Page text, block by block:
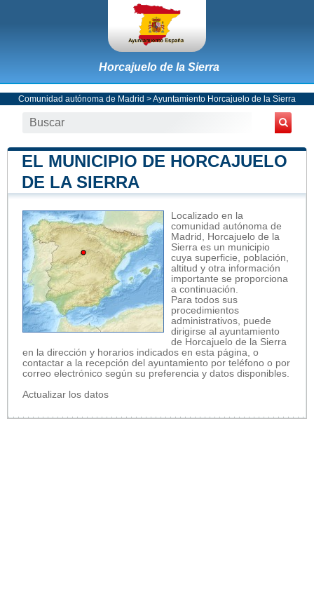
Horcajuelo de la Sierra
Comunidad autónoma de Madrid >Ayuntamiento Horcajuelo de la Sierra
EL MUNICIPIO DE HORCAJUELO
DE LA SIERRA
Localizado en la
comunidad autónoma de
Madrid, Horcajuelo de la
Sierra es un municipio
cuya superficie, población,
altitud y otra información
importante se proporciona
a continuación.
Para todos sus
procedimientos
administrativos, puede
dirigirse al ayuntamiento
de Horcajuelo de la Sierra
en la dirección y horarios indicados en esta página, o
contactar a la recepción del ayuntamiento por teléfono o por
correo electrónico según su preferencia y datos disponibles.
Actualizar los datos